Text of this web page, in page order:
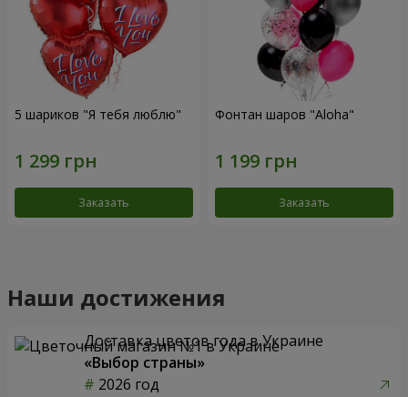
5 шариков "Я тебя люблю"
Заказать
Фонтан шаров "Aloha"
Заказать
Наши достижения
Доставка цветов года в Украине
«Выбор страны»
2026 год